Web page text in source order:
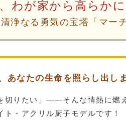
わが家から高らかに
浄なる勇気の宝塔「マーチ
あなたの生命を照らし出し
切りたい」——そんな情熱に燃
・アクリル厨子モデルです！